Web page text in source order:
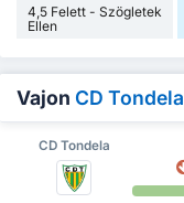
4,5 Felett - Szögletek
Ellen
Vajon CD Tondela
CD Tondela